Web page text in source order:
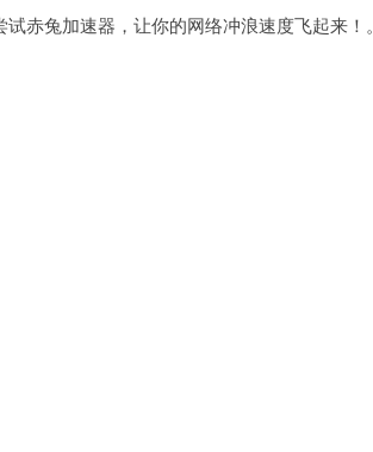
兔加速器，让你的网络冲浪速度飞起来！。